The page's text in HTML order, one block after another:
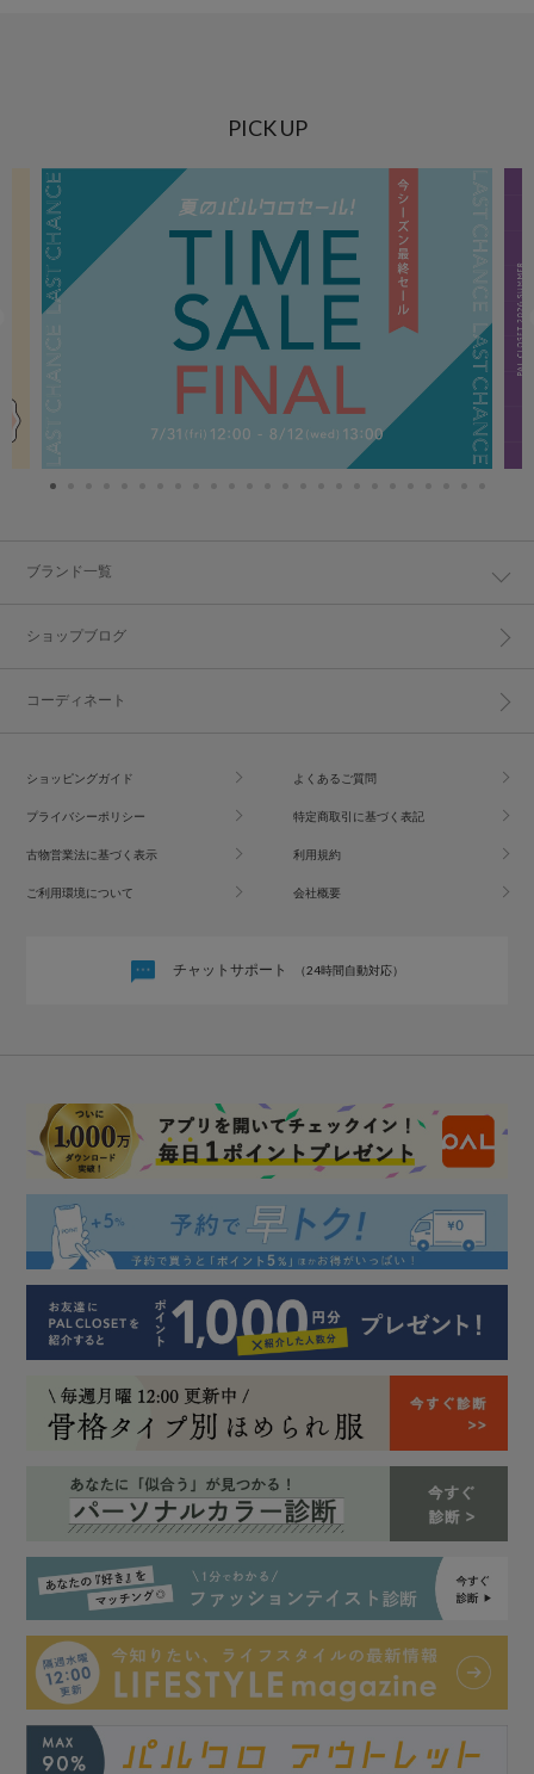
PICK UP
ブランド一覧
ショップブログ
コーディネート
ショッピングガイド よくあるご質問
プライバシーポリシー 特定商取引に基づく表記
古物営業法に基づく表示 利用規約
ご利用環境について 会社概要
チャットサポート （24時間自動対応）